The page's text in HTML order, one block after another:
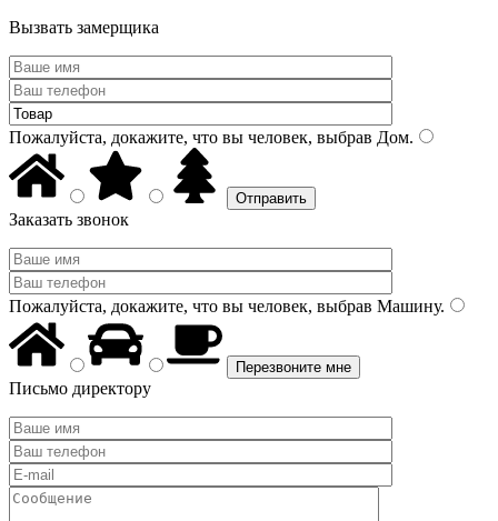
Вызвать замерщика
Пожалуйста, докажите, что вы человек, выбрав Дом.
Заказать звонок
Пожалуйста, докажите, что вы человек, выбрав Машину.
Письмо директору